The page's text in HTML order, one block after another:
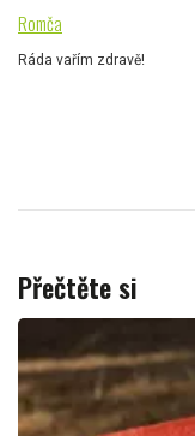
Romča
Ráda vařím zdravě!
Přečtěte si